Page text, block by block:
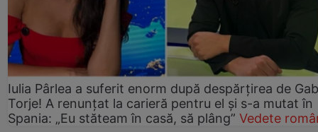
Iulia Pârlea a suferit enorm după despărțirea de
Torje! A renunțat la carieră pentru el și s-a mutat în
Spania: „Eu stăteam în casă, să plâng” Vedete